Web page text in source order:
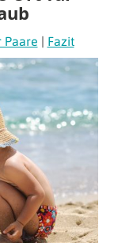
Paare | Fazit